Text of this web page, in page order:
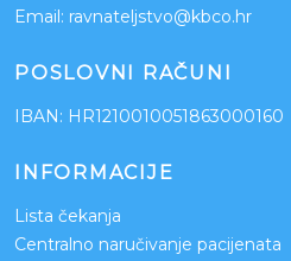
Email: ravnateljstvo@kbco.hr
POSLOVNI RAČUNI
IBAN: HR1210010051863000160
INFORMACIJE
Lista čekanja
Centralno naručivanje pacijenata